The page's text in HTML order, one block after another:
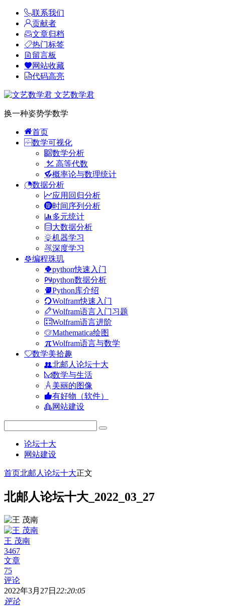
联系我们
贡献者
文章归档
热门标签
留言板
网站收藏
代码高亮
文艺数学君
换一种姿势学数学
首页
数学可视化
数学分析
高等代数
概率论与数理统计
数据分析
应用回归分析
时间序列分析
多元统计
大数据分析
机器学习
深度学习
编程珠玑
python快速入门
python数据分析
Python库介绍
Wolfram快速入门
Wolfram语言入门习题
Wolfram语言进阶
Mathematica绘图
Wolfram语言与数学
数学美拾趣
北邮人论坛十大
数学与生活
美丽的图像
有好物（软件）
网站建设
论坛十大
网站建设
首页北邮人论坛十大正文
北邮人论坛十大_2022_03_27
王 茂南
3467
文章
75
评论
2022年3月27日 22:20:05
评论